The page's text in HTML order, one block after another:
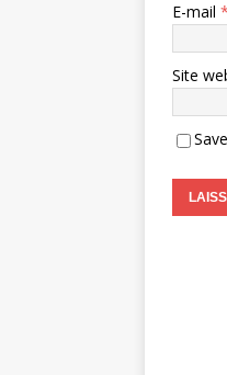
E-mail *
Site